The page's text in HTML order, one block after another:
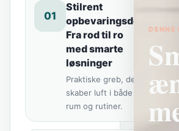
01
Stilrent
opbevaringsdesign:
Fra rod til ro
med smarte
løsninger
Praktiske greb, der
skaber luft i både
rum og rutiner.
DENNE